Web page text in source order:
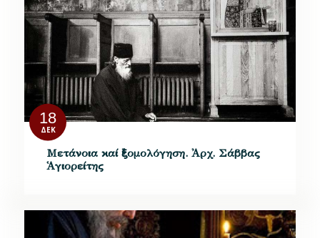
18
ΔΕΚ
Μετάνοια καί ἐξομολόγηση. Ἀρχ. Σάββας
Ἁγιορείτης